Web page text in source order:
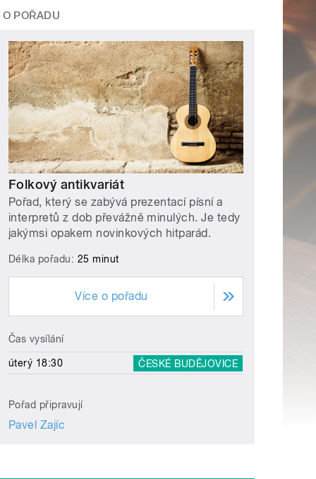
O POŘADU
Folkový antikvariát
Pořad, který se zabývá prezentací písní a
interpretů z dob převážně minulých. Je tedy
jakýmsi opakem novinkových hitparád.
Délka pořadu: 25 minut
Více o pořadu
Čas vysílání
úterý 18:30 ČESKÉ BUDĚJOVICE
Pořad připravují
Pavel Zajíc